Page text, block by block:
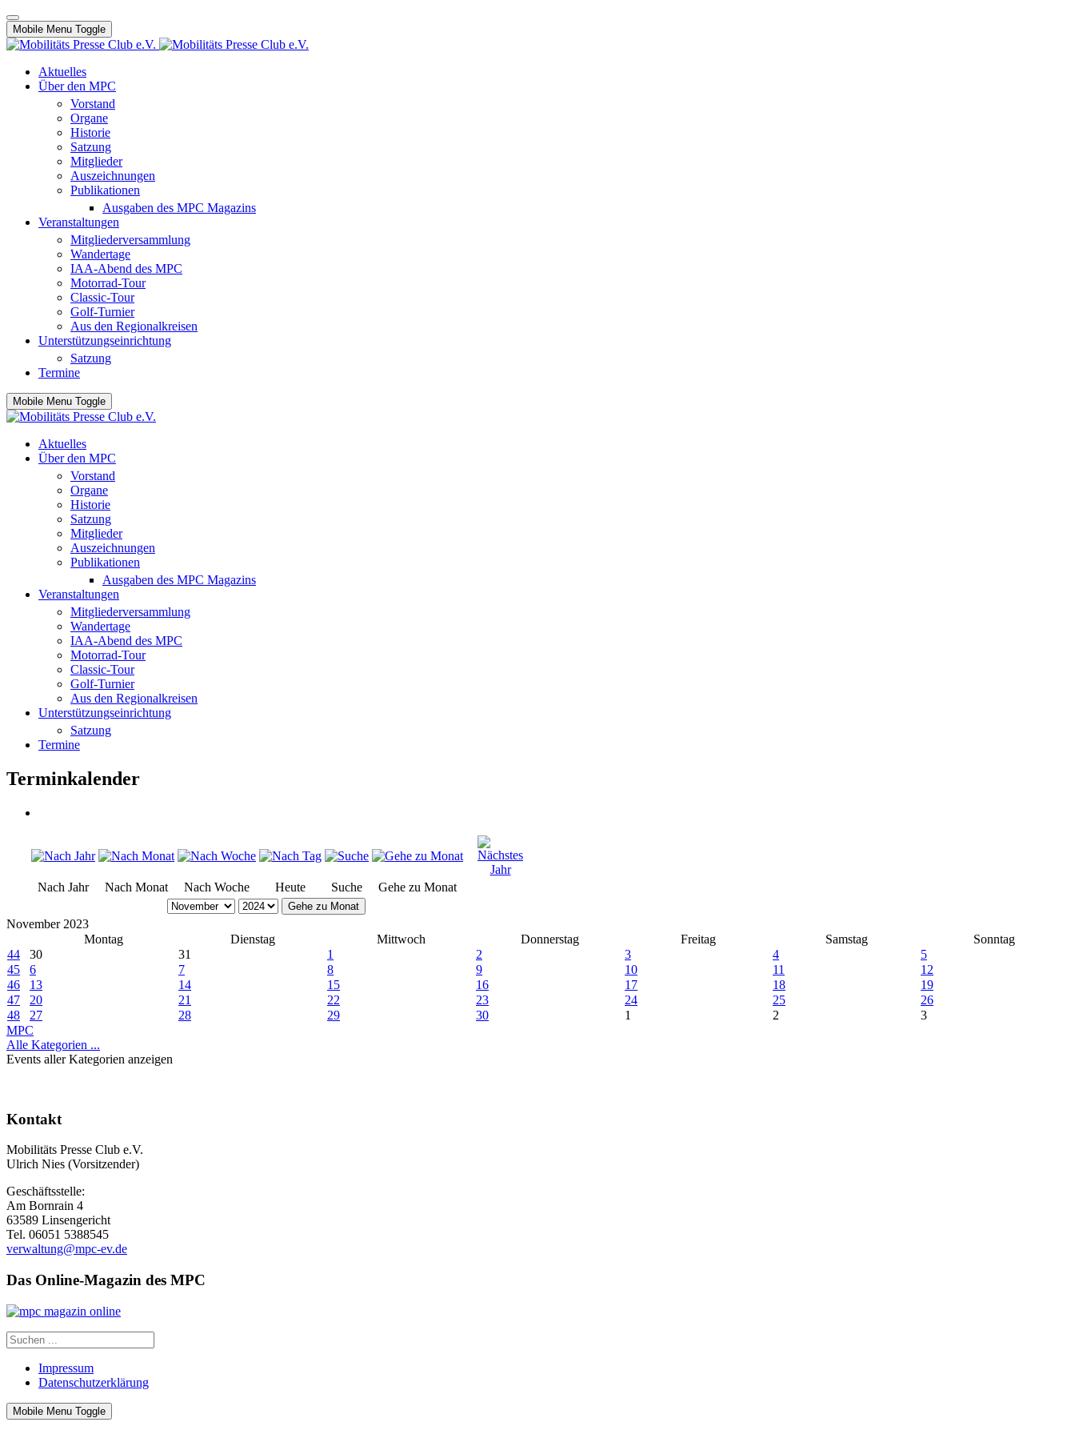
Mobile Menu Toggle
Aktuelles
Über den MPC
Vorstand
Organe
Historie
Satzung
Mitglieder
Auszeichnungen
Publikationen
Ausgaben des MPC Magazins
Veranstaltungen
Mitgliederversammlung
Wandertage
IAA-Abend des MPC
Motorrad-Tour
Classic-Tour
Golf-Turnier
Aus den Regionalkreisen
Unterstützungseinrichtung
Satzung
Termine
Mobile Menu Toggle
Aktuelles
Über den MPC
Vorstand
Organe
Historie
Satzung
Mitglieder
Auszeichnungen
Publikationen
Ausgaben des MPC Magazins
Veranstaltungen
Mitgliederversammlung
Wandertage
IAA-Abend des MPC
Motorrad-Tour
Classic-Tour
Golf-Turnier
Aus den Regionalkreisen
Unterstützungseinrichtung
Satzung
Termine
Terminkalender
Nach Jahr Nach Monat Nach Woche Heute Suche Gehe zu Monat
Gehe zu Monat
November 2023
Montag
Dienstag Mittwoch Donnerstag Freitag Samstag
Sonntag
44
30 31 1 2 3 4
5
45
6 7 8 9 10 11
12
46
13 14 15 16 17 18
19
47
20 21 22 23 24 25
26
48
27 28 29 30 1 2
3
MPC
Alle Kategorien ...
Events aller Kategorien anzeigen
Kontakt
Mobilitäts Presse Club e.V.
Ulrich Nies (Vorsitzender)
Geschäftsstelle:
Am Bornrain 4
63589 Linsengericht
Tel. 06051 5388545
verwaltung@mpc-ev.de
Das Online-Magazin des MPC
Impressum
Datenschutzerklärung
Mobile Menu Toggle